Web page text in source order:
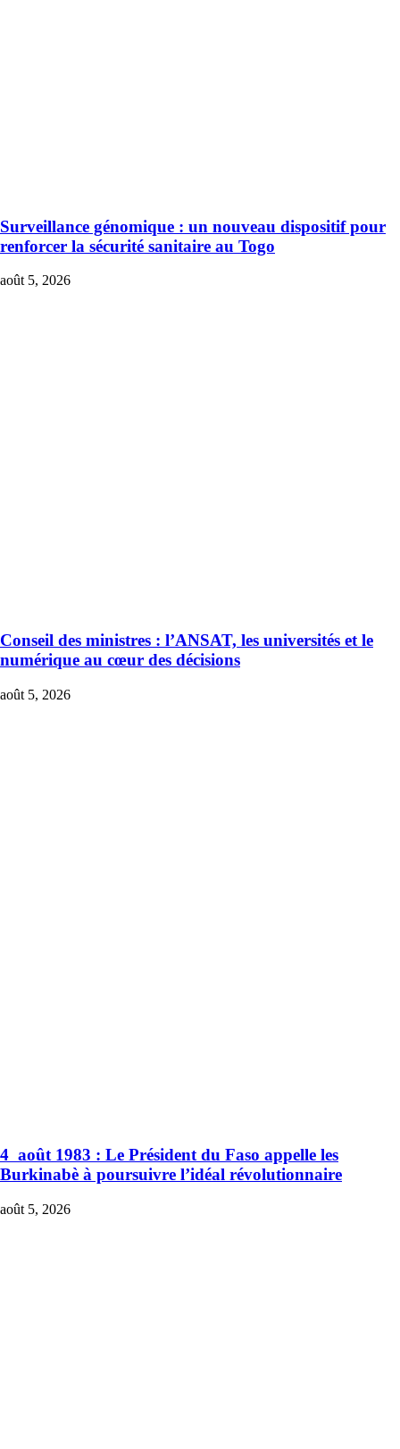
Surveillance génomique : un nouveau dispositif pour
renforcer la sécurité sanitaire au Togo
août 5, 2026
Conseil des ministres : l’ANSAT, les universités et le
numérique au cœur des décisions
août 5, 2026
4 août 1983 : Le Président du Faso appelle les
Burkinabè à poursuivre l’idéal révolutionnaire
août 5, 2026